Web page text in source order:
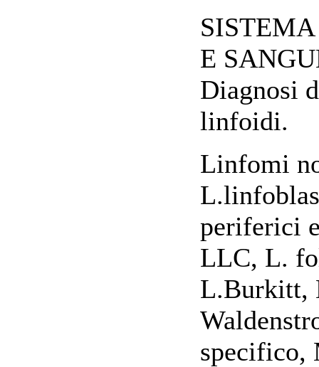
E
Diagnosi
linfoidi.
Linfomi
periferici
LLC, L.
L.Burkitt,
specifico,